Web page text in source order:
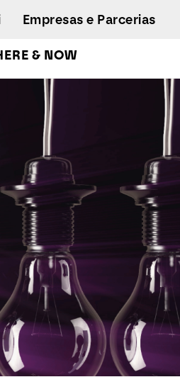
Calendário Académico
Aluno Internacional
Associação de
Eleições Estudantis
Prémios e Quadro de
Bolsas
Gabinete de
Serviços de Ação
Desporto
Regulamentos
Seguros de
Estágios
Mentoria
& NOW
Empresas e Parcerias